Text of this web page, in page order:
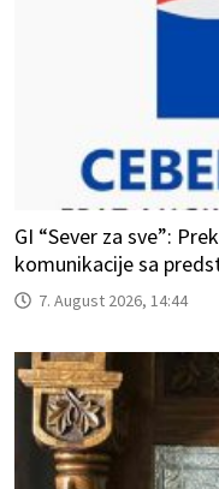
GI “Sever za sve”:
komunikacije sa
7. August 2026, 14:44